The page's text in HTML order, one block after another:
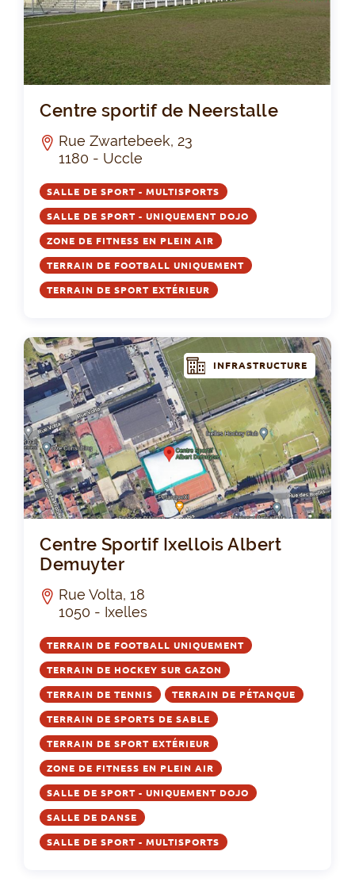
Centre sportif de Neerstalle
Rue Zwartebeek, 23
1180 - Uccle
SALLE DE SPORT - MULTISPORTS
SALLE DE SPORT - UNIQUEMENT DOJO
ZONE DE FITNESS EN PLEIN AIR
TERRAIN DE FOOTBALL UNIQUEMENT
TERRAIN DE SPORT EXTÉRIEUR
INFRASTRUCTURE
Centre Sportif Ixellois Albert
Demuyter
Rue Volta, 18
1050 - Ixelles
TERRAIN DE FOOTBALL UNIQUEMENT
TERRAIN DE HOCKEY SUR GAZON
TERRAIN DE TENNIS TERRAIN DE PÉTANQUE
TERRAIN DE SPORTS DE SABLE
TERRAIN DE SPORT EXTÉRIEUR
ZONE DE FITNESS EN PLEIN AIR
SALLE DE SPORT - UNIQUEMENT DOJO
SALLE DE DANSE
SALLE DE SPORT - MULTISPORTS